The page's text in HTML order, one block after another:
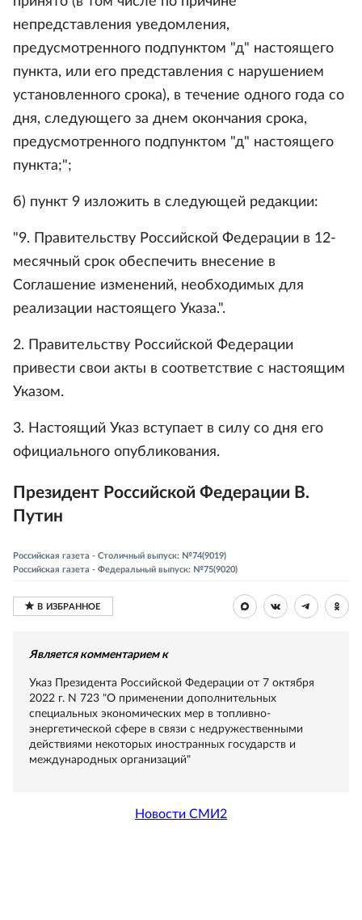
непредставления уведомления,
предусмотренного подпунктом "д" настоящего
пункта, или его представления с нарушением
установленного срока), в течение одного года со
дня, следующего за днем окончания срока,
предусмотренного подпунктом "д" настоящего
пункта;";
б) пункт 9 изложить в следующей редакции:
"9. Правительству Российской Федерации в 12-
месячный срок обеспечить внесение в
Соглашение изменений, необходимых для
реализации настоящего Указа.".
2. Правительству Российской Федерации
привести свои акты в соответствие с настоящим
Указом.
3. Настоящий Указ вступает в силу со дня его
официального опубликования.
Президент Российской Федерации В.
Путин
Российская газета - Столичный выпуск: №74(9019)
Российская газета - Федеральный выпуск: №75(9020)
Является комментарием к
Указ Президента Российской Федерации от 7 октября
2022 г. N 723 "О применении дополнительных
специальных экономических мер в топливно-
энергетической сфере в связи с недружественными
действиями некоторых иностранных государств и
международных организаций"
Новости СМИ2